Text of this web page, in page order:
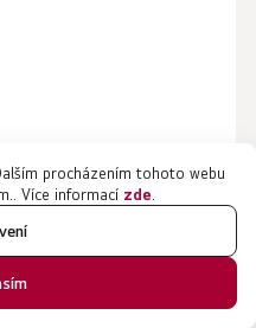
procházením tohoto webu
Více informací zde
Smart TV se